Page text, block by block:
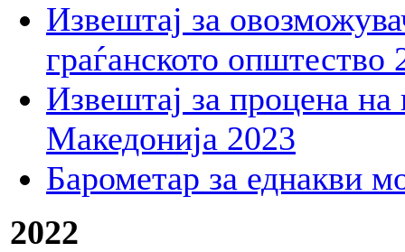
Извештај за
граѓанското општество
Извештај за процена на
Македонија 2023
Барометар за еднакви
2022